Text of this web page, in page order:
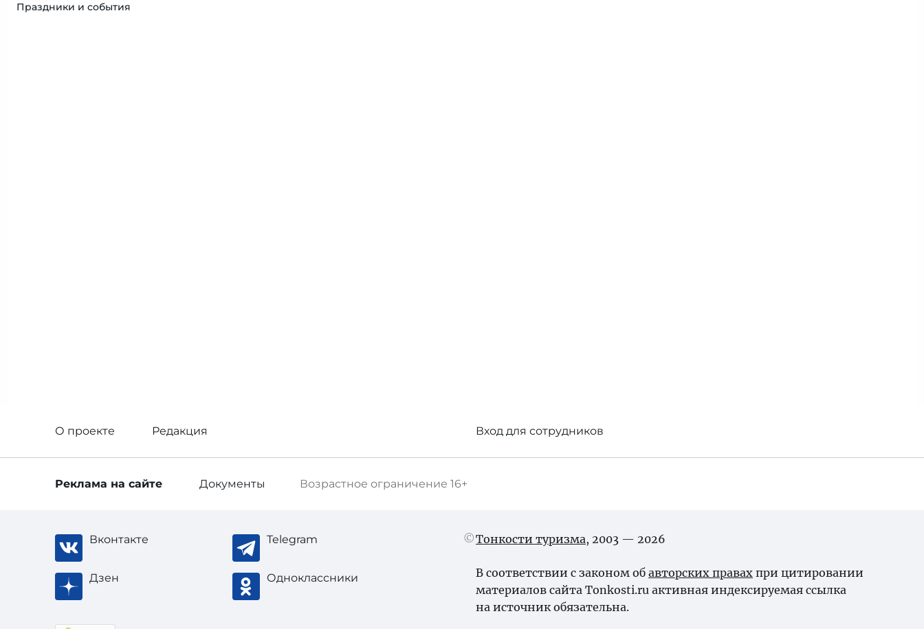
Праздники и события
О проекте Редакция Вход для сотрудников
Возрастное ограничение 16+
Реклама на сайте Документы
Вконтакте Telegram
Дзен Одноклассники
Тонкости туризма, 2003 — 2026
В соответствии с законом об авторских правах при цитировании
материалов сайта Tonkosti.ru активная индексируемая ссылка
на источник обязательна.